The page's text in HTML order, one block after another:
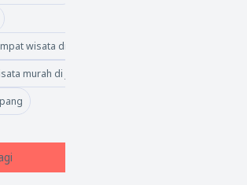
wisata di jepang
murah di jepang